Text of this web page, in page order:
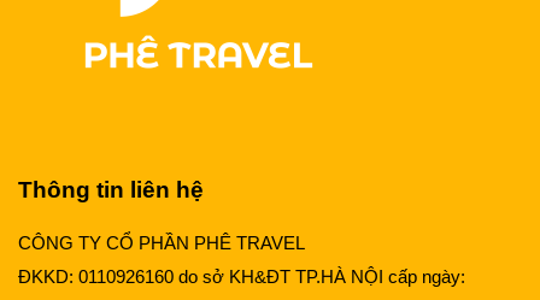
Thông tin liên hệ
CÔNG TY CỔ PHẦN PHÊ TRAVEL
ĐKKD: 0110926160 do sở KH&ĐT TP.HÀ NỘI cấp ngày: